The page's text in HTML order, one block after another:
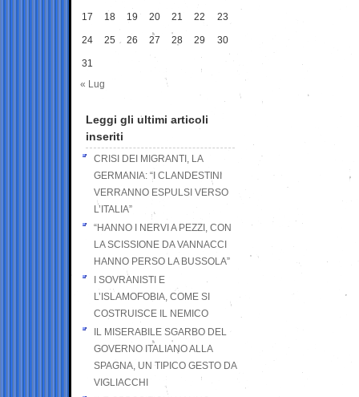
17 18 19 20 21 22 23
24 25 26 27 28 29 30
31
« Lug
Leggi gli ultimi articoli
inseriti
CRISI DEI MIGRANTI, LA
GERMANIA: “I CLANDESTINI
VERRANNO ESPULSI VERSO
L’ITALIA”
“HANNO I NERVI A PEZZI, CON
LA SCISSIONE DA VANNACCI
HANNO PERSO LA BUSSOLA”
I SOVRANISTI E
L’ISLAMOFOBIA, COME SI
COSTRUISCE IL NEMICO
IL MISERABILE SGARBO DEL
GOVERNO ITALIANO ALLA
SPAGNA, UN TIPICO GESTO DA
VIGLIACCHI